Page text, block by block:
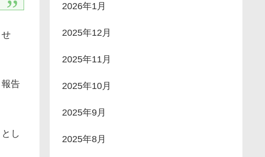
告
し
2026年1月
2025年12月
2025年11月
2025年10月
2025年9月
2025年8月